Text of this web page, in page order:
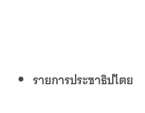
รายการประชาธิปไตย